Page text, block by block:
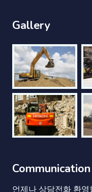
Gallery
Communication